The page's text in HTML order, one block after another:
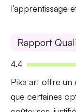
l’apprentissage
Rapport
4.4
Pika art offre un
que certaines